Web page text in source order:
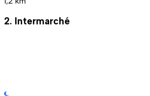
2. Intermarché